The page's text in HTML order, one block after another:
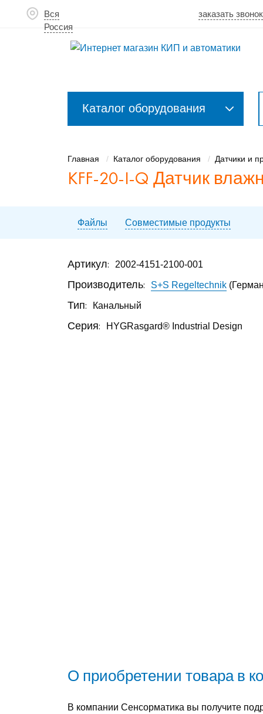
Вся
Россия
заказать звонок
Каталог оборудования
Главная Каталог оборудования Датчики и
KFF-20-I-Q Датчик
Файлы Совместимые продукты
Артикул: 2002-4151-2100-001
Производитель: S+S Regeltechnik
Тип: Канальный
Серия: HYGRasgard® Industrial Design
О приобретении товара в
В компании Сенсорматика вы получите